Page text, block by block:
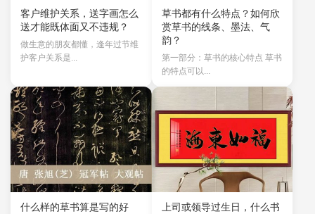
客户维护关系，送字画怎么
送才能既体面又不违规？
做生意的朋友都懂，逢年过节维
护客户关系是...
草书都有什么特点？如何欣
赏草书的线条、墨法、气
韵？
第一部分：草书的核心特点 草书
的特点可以...
什么样的草书算是写的好
上司或领导过生日，什么书